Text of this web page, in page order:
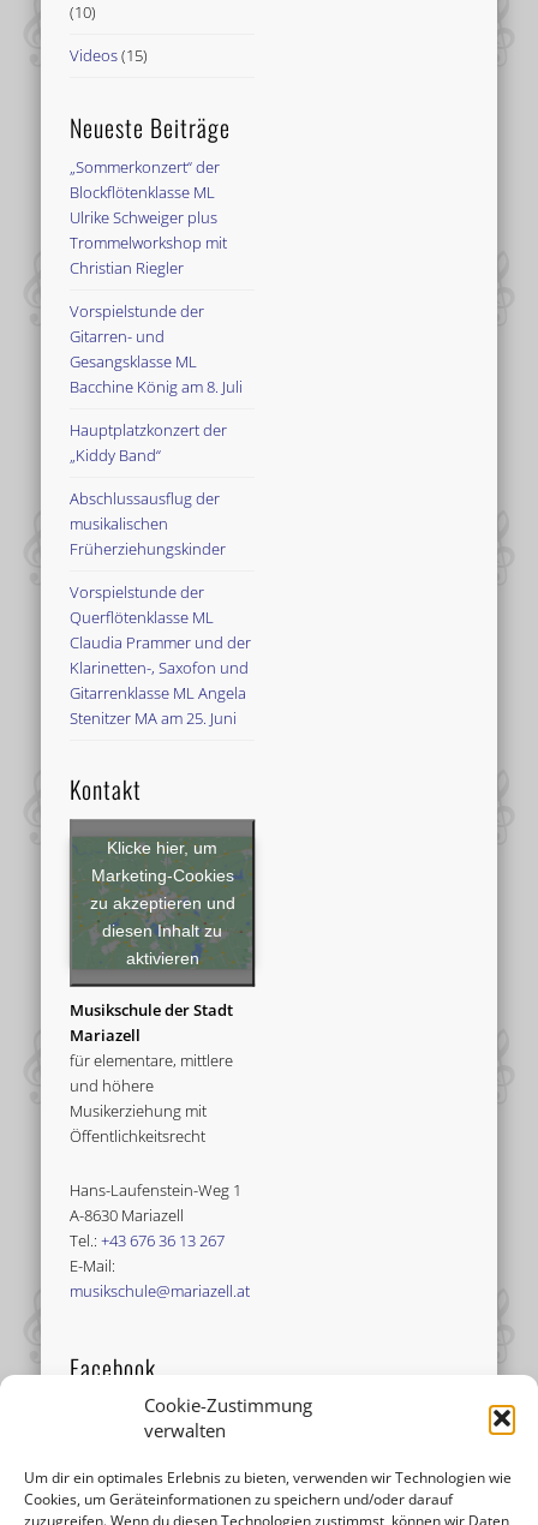
Cookie-Zustimmung
verwalten
Um dir ein optimales Erlebnis zu bieten, verwenden wir Technologien wie
Cookies, um Geräteinformationen zu speichern und/oder darauf
zuzugreifen. Wenn du diesen Technologien zustimmst, können wir Daten
(10)
Videos(15)
Neueste Beiträge
„Sommerkonzert“ der
Blockflötenklasse ML
Ulrike Schweiger plus
Trommelworkshop mit
Christian Riegler
Vorspielstunde der
Gitarren- und
Gesangsklasse ML
Bacchine König am 8. Juli
Hauptplatzkonzert der
„Kiddy Band“
Abschlussausflug der
musikalischen
Früherziehungskinder
Vorspielstunde der
Querflötenklasse ML
Claudia Prammer und der
Klarinetten-, Saxofon und
Gitarrenklasse ML Angela
Stenitzer MA am 25. Juni
Kontakt
Klicke hier, um
Marketing-Cookies
zu akzeptieren und
diesen Inhalt zu
aktivieren
Musikschule der Stadt
Mariazell
für elementare, mittlere
und höhere
Musikerziehung mit
Öffentlichkeitsrecht
Hans-Laufenstein-Weg 1
A-8630 Mariazell
Tel.:+43 676 36 13 267
E-Mail:
musikschule@mariazell.at
Facebook